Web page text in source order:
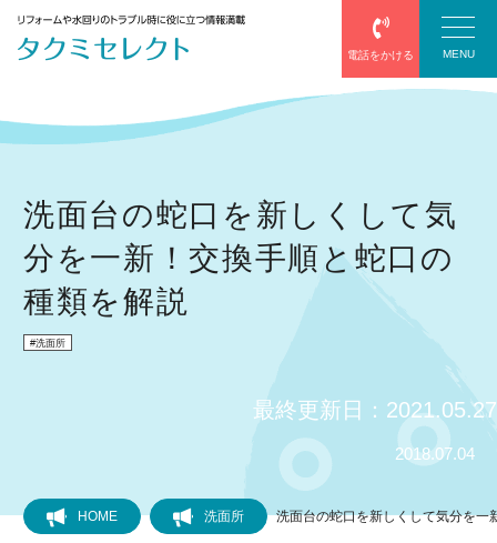
電話をかける MENU
防水
エアコン
屋根葺き替え
洗面台の蛇口を新しくして気
分を一新！交換手順と蛇口の
種類を解説
洗面所
2018.07.04
最終更新日：2021.05.27
HOME 洗面所 洗面台の蛇口を新しくして気分を一